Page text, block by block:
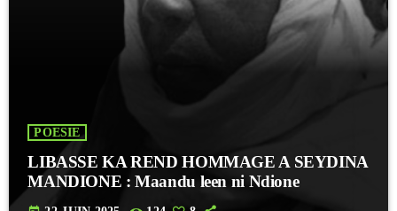
POESIE
LIBASSE KA REND HOMMAGE A SEYDINA
MANDIONE : Maandu leen ni Ndione